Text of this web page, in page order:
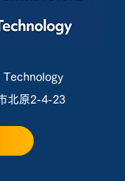
」
Technology
北原2-4-23